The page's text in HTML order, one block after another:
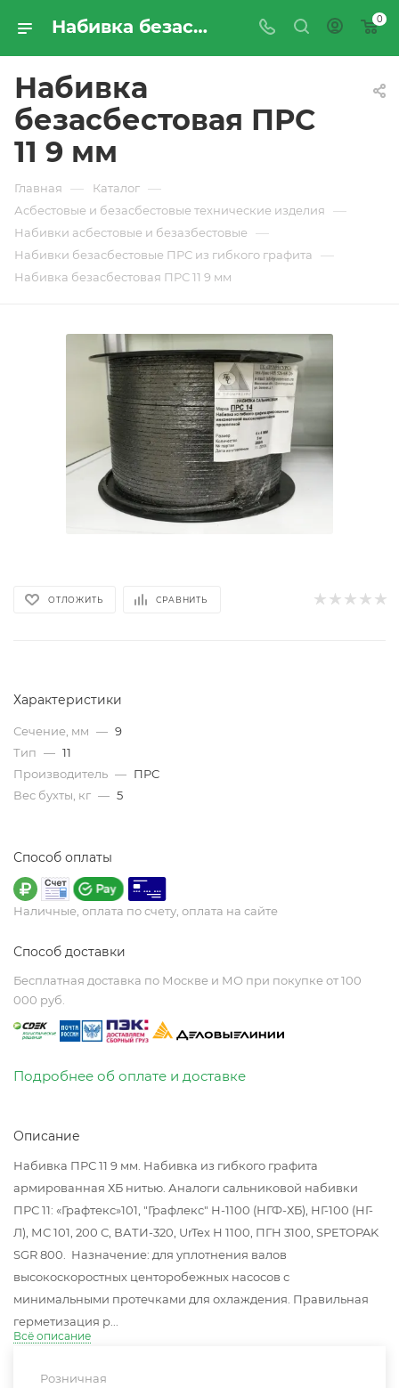
Набивка безасбестовая ПРС 11 9 мм - купить по цене производителя с доставкой по Москве и России | ПРОМРЕСУРССЕРВИС 0
Набивка
безасбестовая ПРС
11 9 мм
Главная — Каталог —
Асбестовые и безасбестовые технические изделия —
Набивки асбестовые и безазбестовые —
Набивки безасбестовые ПРС из гибкого графита —
Набивка безасбестовая ПРС 11 9 мм
ОТЛОЖИТЬ СРАВНИТЬ
Характеристики
Сечение, мм — 9
Тип — 11
Производитель — ПРС
Вес бухты, кг — 5
Способ оплаты
Наличные, оплата по счету, оплата на сайте
Способ доставки
Бесплатная доставка по Москве и МО при покупке от 100
000 руб.
Подробнее об оплате и доставке
Описание
Набивка ПРС 11 9 мм. Набивка из гибкого графита
армированная ХБ нитью. Аналоги сальниковой набивки
ПРС 11: «Графтекс»101, "Графлекс" Н-1100 (НГФ-ХБ), НГ-100 (НГ-
Л), МС 101, 200 С, ВАТИ-320, UrTex Н 1100, ПГН 3100, SPETOPAK
SGR 800. Назначение: для уплотнения валов
высокоскоростных центоробежных насосов с
минимальными протечками для охлаждения. Правильная
герметизация р...
Всё описание
Розничная